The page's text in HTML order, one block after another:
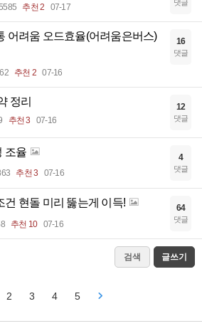
추천 2 07-17 댓글
어려움 오드효율(어려움은버스)
추천 2 07-16
16
댓글
정리
추천 3 07-16
12
댓글
조율
추천 3 07-16
4
댓글
건 현돌 미리 뚫는게 이득!
추천 10 07-16
64
댓글
검색 글쓰기
2 3 4 5